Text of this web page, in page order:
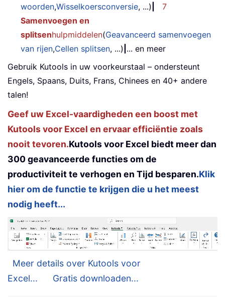
woorden,Wisselkoersconversie, ...)
7
Samenvoegen en
splitsenhulpmiddelen(Geavanceerd samenvoegen
van rijen,Cellen splitsen, ...) ... en meer
Gebruik Kutools in uw voorkeurstaal – ondersteunt
Engels, Spaans, Duits, Frans, Chinees en 40+ andere
talen!
Geef uw Excel-vaardigheden een boost met
Kutools voor Excel en ervaar efficiëntie zoals
nooit tevoren.Kutools voor Excel biedt meer dan
300 geavanceerde functies om de
productiviteit te verhogen en Tijd besparen.Klik
hier om de functie te krijgen die u het meest
nodig heeft...
Meer details over Kutools voor
Excel...
Gratis downloaden...